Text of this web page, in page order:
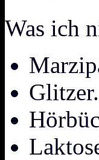
Was ich